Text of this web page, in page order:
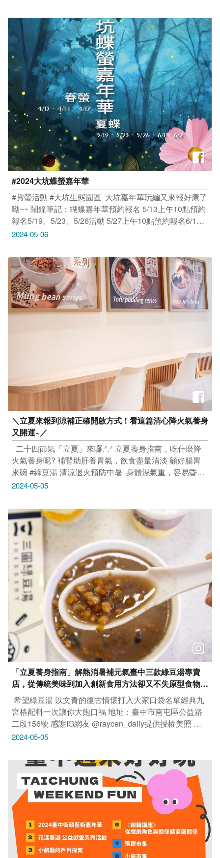
行車也是用鐵路🛤舊線打造 隧道、山林、溪流等特色與
后豐鐵馬道如出一轍 兩位是姊妹自行車道喔! 到11月還有
楓紅美景!!!
#2024大坑蝶螢嘉年華
#賞螢活動 #大坑生態園區 ​ 大坑嘉年華玩編又來報好康了
呦~~ 鬧鐘筆記：蝴蝶嘉年華預約報名 5/13上午10點預約
報名5/19、5/23、5/26活動 5/27上午10點預約報名6/1、
6/2活動 ​ ​ ​ 趕快帶著家裡的大小朋友一起來大坑生態園區
驗，完成指定任務還可以得到大坑商圈消費券吃美食。 ​ ​
活動內容超豐富，不只可以賞蝶、觀察蝴蝶寶寶、甲蟲
🪲、青蛙還有精美可愛的蝴蝶鑰匙圈紀念品~許多的好康
等著預約報名的大家。 ​ ​ 玩編有一件事要提醒大家：今年
活動每人酌收元報名費，活動內容很精采，紀念品很精
美，完成繳費程序才算報名完成喔! 手作課程小孩需要能
定可以如期參加！ ​ 詳情請上活動預約報名網址查詢：
2024-05-06
＼立夏來報到涼補正確開啟方式！看這篇清心降火氣養身
又開運~／
​ ​ 二十四節氣「立夏」來囉.ᐟ.ᐟ 立夏養身指南，吃什麼降
火氣養身呢? 補腎助肝養胃氣，飲食盡量清淡 顧好腸胃
來碗 #綠豆湯 清涼退火預防中暑 ​ 身體濕氣重，容易昏沉
的人 試看看喝碗綠豆湯 解毒調胃補元氣 為身體清熱解毒
湯更加有益身體健康
2024-05-05
「立夏養身指南」解熱消暑補元氣臺中三款綠豆湯專賣
店，從傳統美味到加入創新食用方法卻又不失原型食物樣
貌的好滋味
‌ 希望綠豆湯 以文青的復古情懷打入大家口袋名單經典九
宮格配料一次讓你大飽口福 地址：臺中市南屯區公益路
二段156號 感謝IG網友 @raycen_daily提供授權美照 三
圓古早味綠豆湯 擁有多家分店的傳統美味專賣，超過30
屯區黎明路二段279號 感謝IG網友 @abrabbit 提供授權
美照 大象綠豆湯 在地30年的小巷隱藏版人氣王滿滿媽媽
牌傳統回憶 地址：臺中市南區國光路88之1號 感謝IG網
友 @scottlin7778 提供授權美照 ‌ 只要
Tag@taichungtravels 就有機會讓你的美照在大玩台中
FB、IG、微博及臺中觀光旅遊網上曝光喔！ ​
#taichungtravels #travel #scenery #Landscape #taiwan
#taichung #discovertaichung #여행 #풍경 #観光 #旅行 #
風景 #台中 #大玩台中 #台中景點 #打卡景點 #台中風景 #
2024-05-05